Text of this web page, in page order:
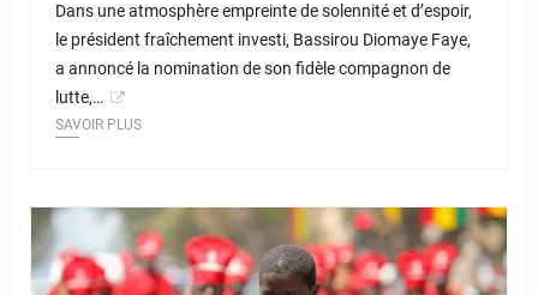
Dans une atmosphère empreinte de solennité et d’espoir,
le président fraîchement investi, Bassirou Diomaye Faye,
a annoncé la nomination de son fidèle compagnon de
lutte,…
SAVOIR PLUS